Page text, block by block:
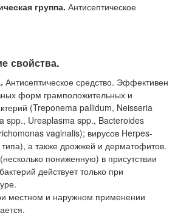
группа. Антисептическое
свойства.
Антисептическое средство. Эффективен
форм грамположительных и
(Treponema pallidum, Neisseria
spp., Ureaplasma spp., Bacteroides
vaginalis); вирусов Herpes-
а также дрожжей и дерматофитов.
пониженную) в присутствии
действует только при
местном и наружном применении